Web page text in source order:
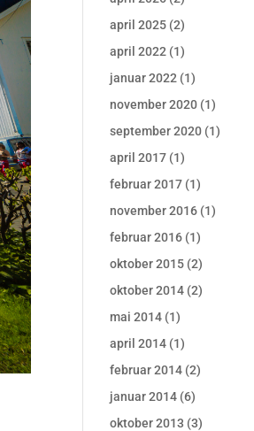
april 2025 (2)
april 2022 (1)
januar 2022 (1)
november 2020 (1)
september 2020 (1)
april 2017 (1)
februar 2017 (1)
november 2016 (1)
februar 2016 (1)
oktober 2015 (2)
oktober 2014 (2)
mai 2014 (1)
april 2014 (1)
februar 2014 (2)
januar 2014 (6)
oktober 2013 (3)